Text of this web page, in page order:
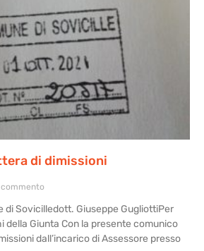
di dimissioni
commento
di Sovicilledott. Giuseppe GugliottiPer
della Giunta Con la presente comunico
dall’incarico di Assessore presso